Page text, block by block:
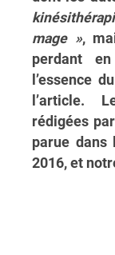
mage »,
perdant
l’essence
l’article.
rédigées
parue dans
2016, et